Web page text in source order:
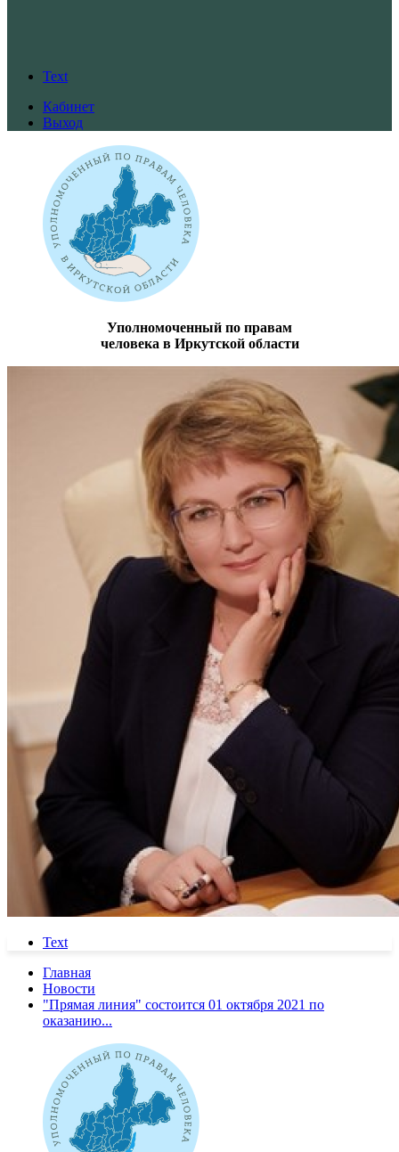
Text
Кабинет
Выход
Уполномоченный по правам
человека в Иркутской области
Text
Главная
Новости
"Прямая линия" состоится 01 октября 2021 по
оказанию...